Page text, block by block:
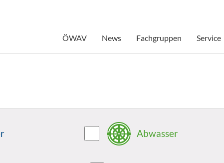
ÖWAV News Fachgruppen Service
Abwasser